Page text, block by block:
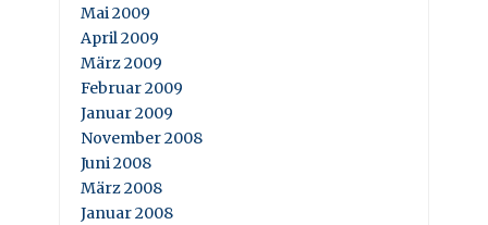
Mai 2009
April 2009
März 2009
Februar 2009
Januar 2009
November 2008
Juni 2008
März 2008
Januar 2008